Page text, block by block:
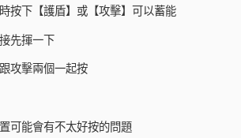
按下【護盾】或【攻擊】可以蓄能
先揮一下
攻擊兩個一起按
可能會有不太好按的問題